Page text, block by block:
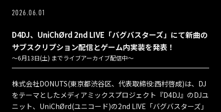
DONUTS GAMES
PRODUCTS
INTERVIEW
2026.06.01
D4DJ、UniChØrd 2nd LIVE「バグバスターズ」にて新曲の
サブスクリプション配信とゲーム内実装を発表！
〜6月13日(土) までライブアーカイブ配信中〜
株式会社DONUTS(東京都渋谷区、代表取締役:西村啓成)は、DJ
をテーマとしたメディアミックスプロジェクト『D4DJ』のDJユ
ニット、UniChØrd(ユニコード)の2nd LIVE「バグバスターズ」